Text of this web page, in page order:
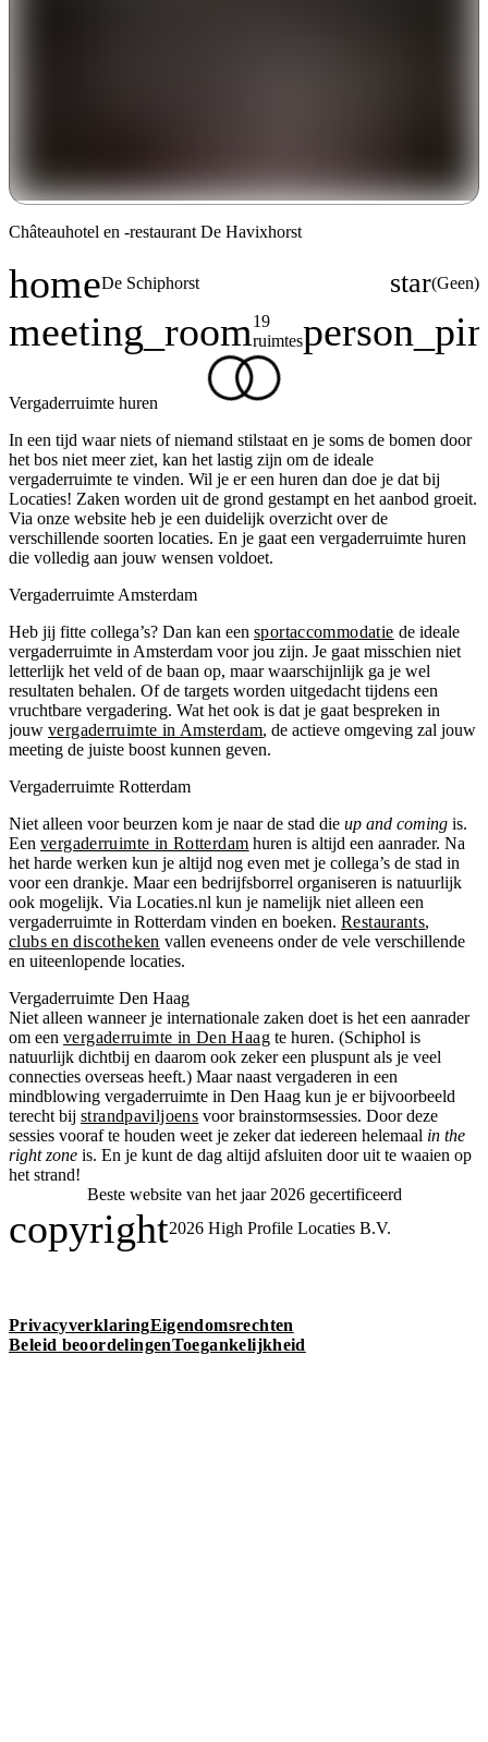
Châteauhotel en -restaurant De Havixhorst
home
Plaats De Schiphorst star(Geen)
Geen
meeting_room19
ruimtesperson_pin
Capaciteit
Vergaderruimte huren
In een tijd waar niets of niemand stilstaat en je soms de bomen door
het bos niet meer ziet, kan het lastig zijn om de ideale
vergaderruimte te vinden. Wil je er een huren dan doe je dat bij
Locaties! Zaken worden uit de grond gestampt en het aanbod groeit.
Via onze website heb je een duidelijk overzicht over de
verschillende soorten locaties. En je gaat een vergaderruimte huren
die volledig aan jouw wensen voldoet.
Vergaderruimte Amsterdam
Heb jij fitte collega’s? Dan kan een sportaccommodatie de ideale
vergaderruimte in Amsterdam voor jou zijn. Je gaat misschien niet
letterlijk het veld of de baan op, maar waarschijnlijk ga je wel
resultaten behalen. Of de targets worden uitgedacht tijdens een
vruchtbare vergadering. Wat het ook is dat je gaat bespreken in
jouw vergaderruimte in Amsterdam, de actieve omgeving zal jouw
meeting de juiste boost kunnen geven.
Vergaderruimte Rotterdam
Niet alleen voor beurzen kom je naar de stad die up and coming is.
Een vergaderruimte in Rotterdam huren is altijd een aanrader. Na
het harde werken kun je altijd nog even met je collega’s de stad in
voor een drankje. Maar een bedrijfsborrel organiseren is natuurlijk
ook mogelijk. Via Locaties.nl kun je namelijk niet alleen een
vergaderruimte in Rotterdam vinden en boeken. Restaurants,
clubs en discotheken vallen eveneens onder de vele verschillende
en uiteenlopende locaties.
Vergaderruimte Den Haag
Niet alleen wanneer je internationale zaken doet is het een aanrader
om een vergaderruimte in Den Haagte huren. (Schiphol is
natuurlijk dichtbij en daarom ook zeker een pluspunt als je veel
connecties overseas heeft.) Maar naast vergaderen in een
mindblowing vergaderruimte in Den Haag kun je er bijvoorbeeld
terecht bij strandpaviljoens voor brainstormsessies. Door deze
sessies vooraf te houden weet je zeker dat iedereen helemaal in the
right zone is. En je kunt de dag altijd afsluiten door uit te waaien op
het strand!
Beste website van het jaar 2026 gecertificeerd
copyright2026 High Profile Locaties B.V.
PrivacyverklaringEigendomsrechten
Beleid beoordelingenToegankelijkheid